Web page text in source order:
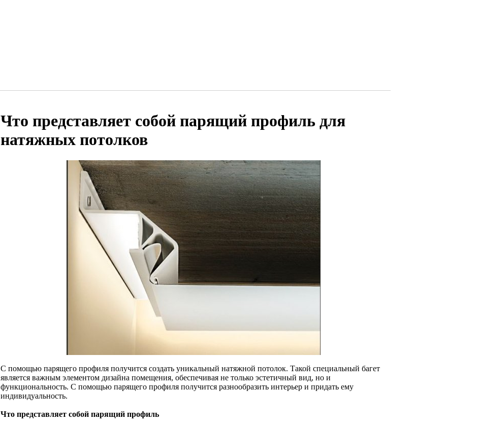
Что представляет собой парящий профиль для
натяжных потолков
С помощью парящего профиля получится создать уникальный натяжной потолок. Такой специальный багет
является важным элементом дизайна помещения, обеспечивая не только эстетичный вид, но и
функциональность. С помощью парящего профиля получится разнообразить интерьер и придать ему
индивидуальность.
Что представляет собой парящий профиль